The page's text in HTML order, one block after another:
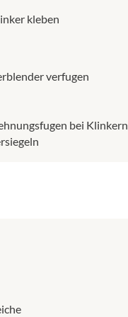
kleben
verfugen
bei Klinkern